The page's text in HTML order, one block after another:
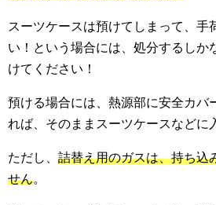
スーツケースは預けてしまって、手
い！という場合には、処分するしか
けてください！
預ける場合には、熱源部に安全カバ
れば、そのままスーツケースなどに
ただし、 詰替え用のガスは、持ち込
せん。